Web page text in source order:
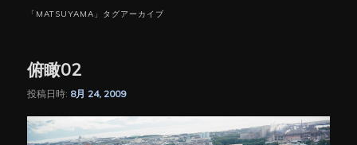
「 MATSUYAMA 」タグアーカイブ
俯瞰02
投稿日時: 8月 24, 2009